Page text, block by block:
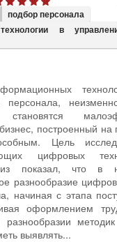
подбор персонала
в
построенный
Цель
цифровых
показал, что в
разнообразие
начиная с этапа
оформлением
методик
выявлять...